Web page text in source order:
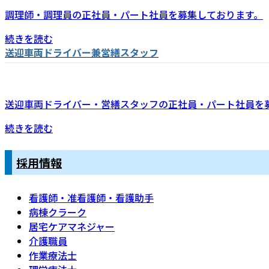
調理師・調理員の正社員・パート社員を募集しております。
続きを読む
送迎車両ドライバー兼営繕スタッフ
送迎車両ドライバー・営繕スタッフの正社員・パート社員を
続きを読む
採用情報
看護師・准看護師・看護助手
病棟クラーク
居宅ケアマネジャー
介護職員
作業療法士